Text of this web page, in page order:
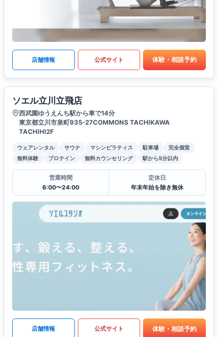
店舗情報 公式サイト 体験・相談予約
ソエル立川立飛店
西武園ゆうえんち駅から車で14分
東京都立川市泉町935-27COMMONS TACHIKAWA
TACHIHI2F
ウェアレンタル サウナ マシンピラティス 駐車場
完全個室
無料体験
プロテイン 無料カウンセリング 駅から5分以内
営業時間
6:00〜24:00
定休日
年末年始を除き無休
店舗情報 公式サイト 体験・相談予約